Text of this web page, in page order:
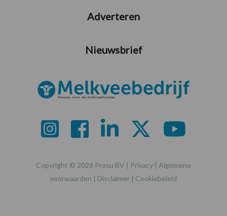
Adverteren
Nieuwsbrief
Copyright © 2026 Prosu BV | Privacy | Algemene
voorwaarden | Disclaimer | Cookiebeleid